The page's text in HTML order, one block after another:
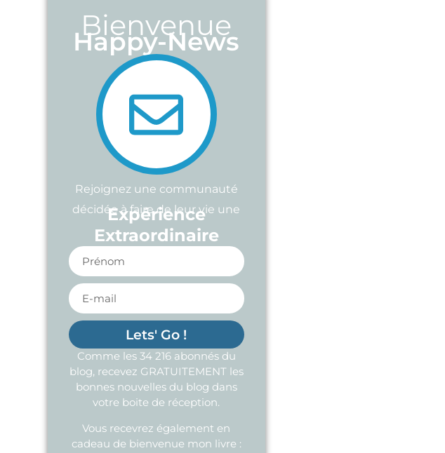
Bienvenue
Happy-News
Rejoignez une communauté
décidée à faire de leur vie une
Expérience
Extraordinaire
Lets' Go !
Comme les 34 216 abonnés du
blog, recevez GRATUITEMENT les
bonnes nouvelles du blog dans
votre boite de réception.
Vous recevrez également en
cadeau de bienvenue mon livre :